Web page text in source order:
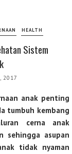
HEALTH
Sistem
2017
anak penting
tumbuh kembang
cerna anak
sehingga asupan
tidak nyaman